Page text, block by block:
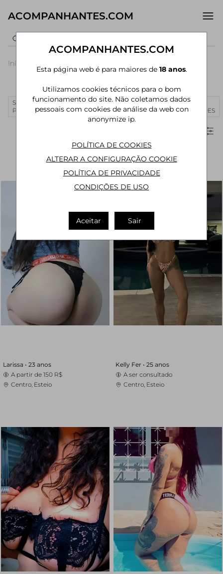
ACOMPANHANTES.COM
Início
SÃO
PAULO
RIO DE
JANEIRO
CURITIBA MANAUS
JOÃO
PESSOA
MAIS
CIDADES
Larissa • 23 anos
A partir de 150 R$
Centro, Esteio
Kelly Fer • 25 anos
A ser consultado
Centro, Esteio
ACOMPANHANTES.COM
Esta página web é para maiores de 18 anos.
Utilizamos cookies técnicos para o bom
funcionamento do site. Não coletamos dados
pessoais com cookies de análise da web con
anonymize ip.
POLÍTICA DE COOKIES
ALTERAR A CONFIGURAÇÃO COOKIE
POLÍTICA DE PRIVACIDADE
CONDIÇÕES DE USO
Aceitar Sair